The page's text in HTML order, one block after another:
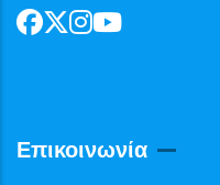
Επικοινωνία